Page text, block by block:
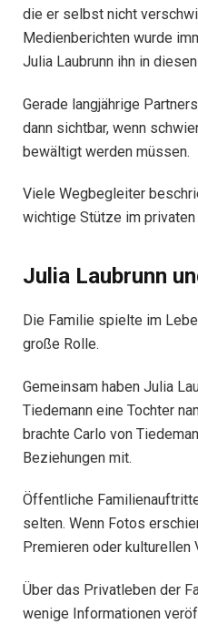
die er selbst nicht
Medienberichten wurde
Julia Laubrunn ihn in
Gerade langjährige
dann sichtbar, wenn
bewältigt werden müssen.
Viele Wegbegleiter
wichtige Stütze im
Julia Laubrunn
Die Familie spielte im
große Rolle.
Gemeinsam haben Julia
Tiedemann eine Tochter
brachte Carlo von
Beziehungen mit.
Öffentliche
selten. Wenn Fotos
Premieren oder kulturellen
Über das Privatleben der
wenige Informationen